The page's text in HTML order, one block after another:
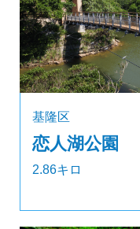
基隆区
恋人湖公園
2.86キロ